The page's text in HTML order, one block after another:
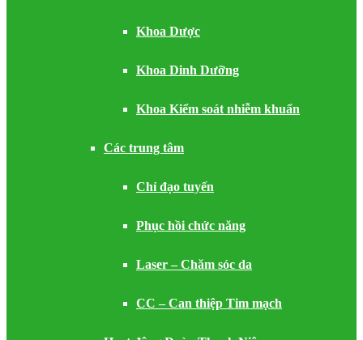
Khoa Dược
Khoa Dinh Dưỡng
Khoa Kiểm soát nhiễm khuẩn
Các trung tâm
Chỉ đạo tuyến
Phục hồi chức năng
Laser – Chăm sóc da
CC – Can thiệp Tim mạch